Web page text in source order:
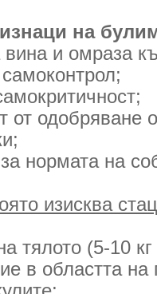
на
вина и омраза
от одобряване
нормата на
изисква
тялото (5-10
в областта на